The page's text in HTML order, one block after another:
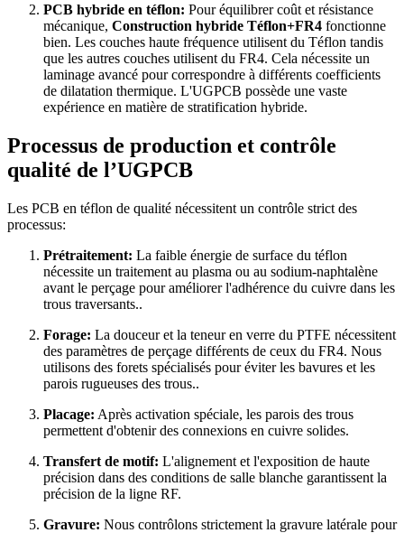
PCB hybride en téflon: Pour équilibrer coût et résistance
mécanique, Construction hybride Téflon+FR4 fonctionne
bien. Les couches haute fréquence utilisent du Téflon tandis
que les autres couches utilisent du FR4. Cela nécessite un
laminage avancé pour correspondre à différents coefficients
de dilatation thermique. L'UGPCB possède une vaste
expérience en matière de stratification hybride.
Processus de production et contrôle
qualité de l’UGPCB
Les PCB en téflon de qualité nécessitent un contrôle strict des
processus:
Prétraitement: La faible énergie de surface du téflon
nécessite un traitement au plasma ou au sodium-naphtalène
avant le perçage pour améliorer l'adhérence du cuivre dans les
trous traversants..
Forage: La douceur et la teneur en verre du PTFE nécessitent
des paramètres de perçage différents de ceux du FR4. Nous
utilisons des forets spécialisés pour éviter les bavures et les
parois rugueuses des trous..
Placage: Après activation spéciale, les parois des trous
permettent d'obtenir des connexions en cuivre solides.
Transfert de motif: L'alignement et l'exposition de haute
précision dans des conditions de salle blanche garantissent la
précision de la ligne RF.
Gravure: Nous contrôlons strictement la gravure latérale pour